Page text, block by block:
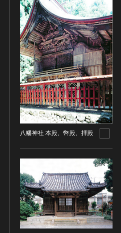
八幡神社 本殿、幣殿、拝殿